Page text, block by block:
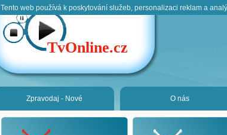
Tento web používá k poskytování služeb, personalizaci reklam a
TvOnline.cz
Zpravodaj - Nové O nás